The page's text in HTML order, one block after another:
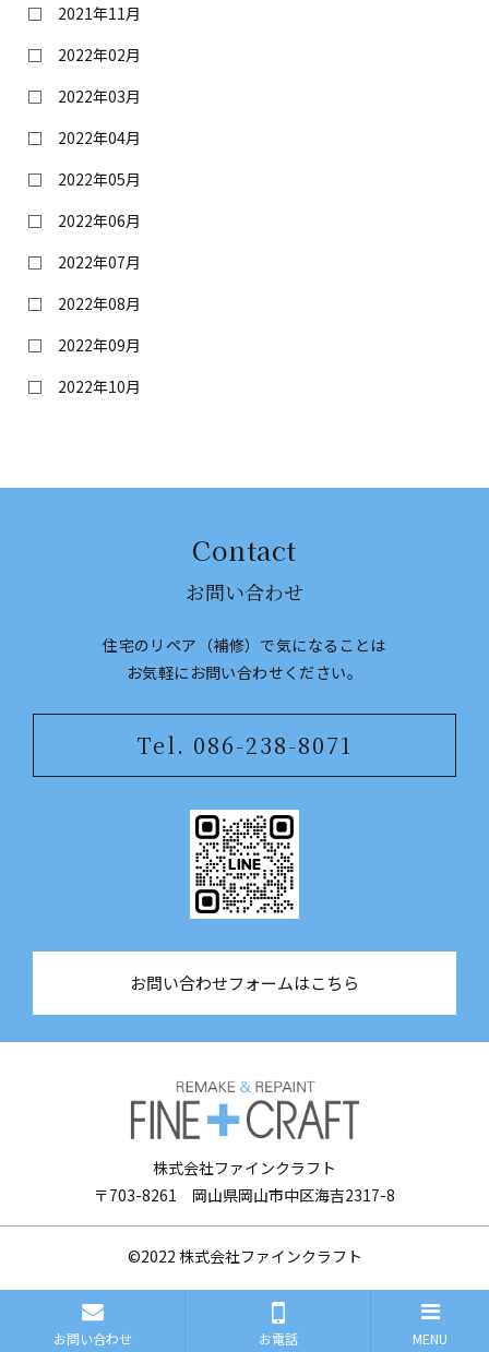
2021年11月
2022年02月
2022年03月
2022年04月
2022年05月
2022年06月
2022年07月
2022年08月
2022年09月
2022年10月
Contact
お問い合わせ
住宅のリペア（補修）で気になることは
​​​​​​​お気軽にお問い合わせください。
Tel. 086-238-8071
お問い合わせフォームはこちら
株式会社ファインクラフト
〒703-8261 岡山県岡山市中区海吉2317-8
©2022 株式会社ファインクラフト
お問い合わせ お電話 MENU